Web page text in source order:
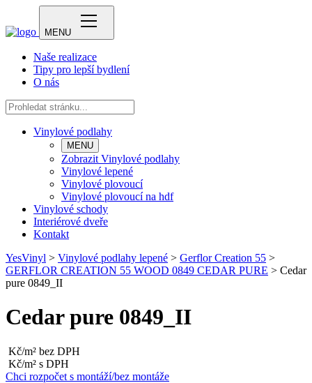
MENU
Naše realizace
Tipy pro lepší bydlení
O nás
Vinylové podlahy
MENU
Zobrazit Vinylové podlahy
Vinylové lepené
Vinylové plovoucí
Vinylové plovoucí na hdf
Vinylové schody
Interiérové dveře
Kontakt
YesVinyl > Vinylové podlahy lepené > Gerflor Creation 55 >
GERFLOR CREATION 55 WOOD 0849 CEDAR PURE > Cedar
pure 0849_II
Cedar pure 0849_II
Kč/m² bez DPH
Kč/m² s DPH
Chci rozpočet s montáží/bez montáže